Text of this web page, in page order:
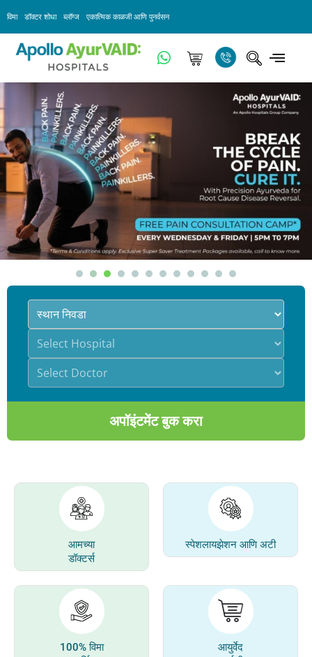
विमा डॉक्टर शोधा ब्लॉग्ज एकात्मिक काळजी आणि पुनर्वसन
अपॉइंटमेंट बुक करा
आमच्या
डॉक्टर्स
स्पेशलायझेशन आणि अटी
100% विमा
आयुर्वेद